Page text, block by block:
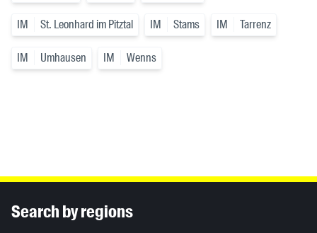
IM St. Leonhard im Pitztal IM Stams IM Tarrenz
IM Umhausen IM Wenns
Search by regions